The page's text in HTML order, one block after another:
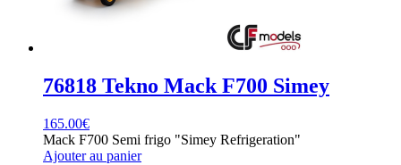
76818 Tekno Mack F700 Simey
165.00€
Mack F700 Semi frigo "Simey Refrigeration"
Ajouter au panier